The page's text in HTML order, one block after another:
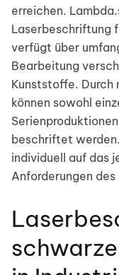
erreichen.
Laserbeschriftung
verfügt über
Bearbeitung
Kunststoffe. Durch
können sowohl
beschriftet
individuell auf das
Anforderungen